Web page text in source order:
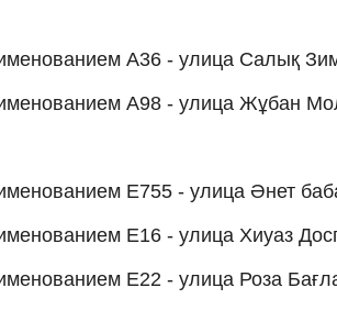
А36 - улица Салық
А98 - улица Жұбан
Е755 - улица Әнет
Е16 - улица Хиуаз
Е22 - улица Роза